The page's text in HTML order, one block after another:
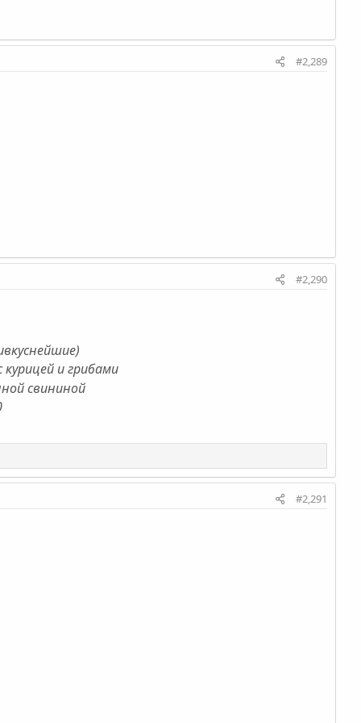
#2,289
#2,290
и грибами
свининой
#2,291